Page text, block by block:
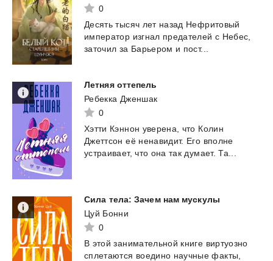
0
Десять тысяч лет назад Нефритовый
император изгнал предателей с Небес,
заточил за Барьером и пост...
Летняя оттепель
Ребекка Дженшак
0
Хэтти Кэннон уверена, что Колин
Джеттсон её ненавидит. Его вполне
устраивает, что она так думает. Та...
Сила тела: Зачем нам мускулы
Цуй Бонни
0
В этой занимательной книге виртуозно
сплетаются воедино научные факты,